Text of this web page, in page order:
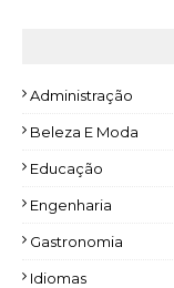
Administração
Beleza E Moda
Educação
Engenharia
Gastronomia
Idiomas